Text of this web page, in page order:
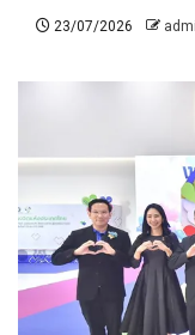
23/07/2026